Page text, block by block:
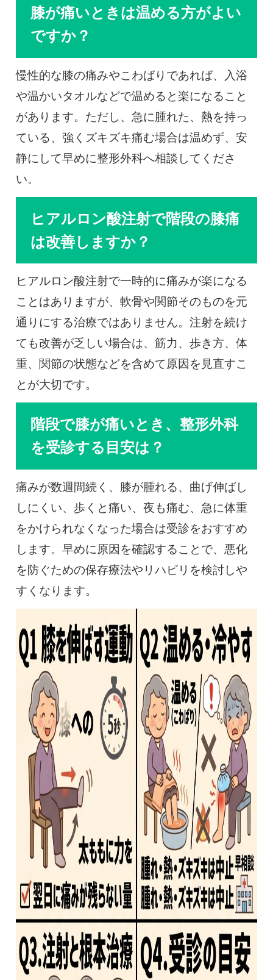
膝が痛いときは温める方がよい
ですか？
慢性的な膝の痛みやこわばりであれば、入浴
や温かいタオルなどで温めると楽になること
があります。ただし、急に腫れた、熱を持っ
ている、強くズキズキ痛む場合は温めず、安
静にして早めに整形外科へ相談してくださ
い。
ヒアルロン酸注射で階段の膝痛
は改善しますか？
ヒアルロン酸注射で一時的に痛みが楽になる
ことはありますが、軟骨や関節そのものを元
通りにする治療ではありません。注射を続け
ても改善が乏しい場合は、筋力、歩き方、体
重、関節の状態などを含めて原因を見直すこ
とが大切です。
階段で膝が痛いとき、整形外科
を受診する目安は？
痛みが数週間続く、膝が腫れる、曲げ伸ばし
しにくい、歩くと痛い、夜も痛む、急に体重
をかけられなくなった場合は受診をおすすめ
します。早めに原因を確認することで、悪化
を防ぐための保存療法やリハビリを検討しや
すくなります。